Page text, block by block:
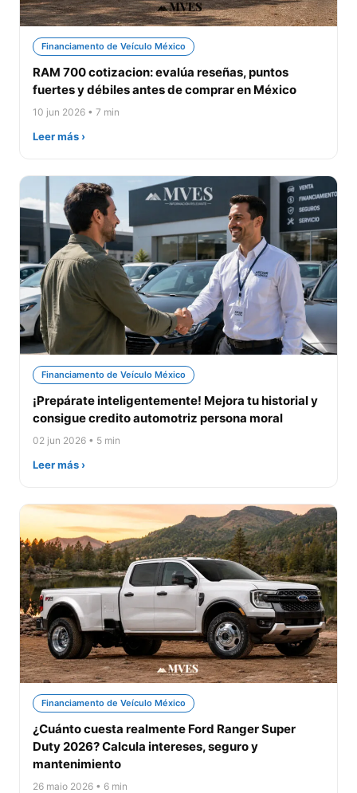
Financiamento de Veículo México
RAM 700 cotizacion: evalúa reseñas, puntos
fuertes y débiles antes de comprar en México
10 jun 2026 • 7 min
Leer más ›
Financiamento de Veículo México
¡Prepárate inteligentemente! Mejora tu historial y
consigue credito automotriz persona moral
02 jun 2026 • 5 min
Leer más ›
Financiamento de Veículo México
¿Cuánto cuesta realmente Ford Ranger Super
Duty 2026? Calcula intereses, seguro y
mantenimiento
26 maio 2026 • 6 min